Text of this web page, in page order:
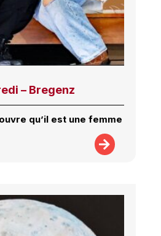
– Bregenz
qu’il est une femme